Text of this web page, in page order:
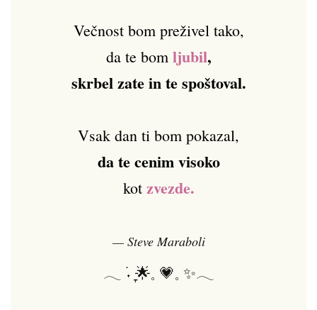
Večnost bom preživel tako,
da te bom ljubil,
skrbel zate in te spoštoval.
Vsak dan ti bom pokazal,
da te cenim visoko
kot zvezde.
— Steve Maraboli
𓂃 ࣪˖ ִֶָ🌟𓈒 💗𓈒 ✨𓂃